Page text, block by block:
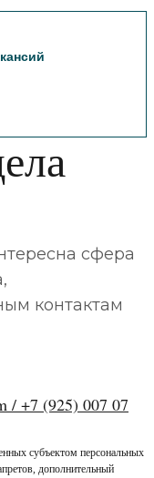
сфера
контактам
/ +7 (925) 007 07
субъектом персональных
дополнительный